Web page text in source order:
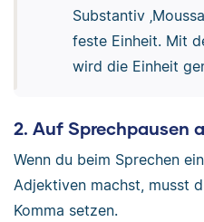
Substantiv
feste Einheit. Mit
wird die Einheit
2. Auf Sprechpausen
Wenn du beim Sprechen
Adjektiven machst, musst
Komma setzen.